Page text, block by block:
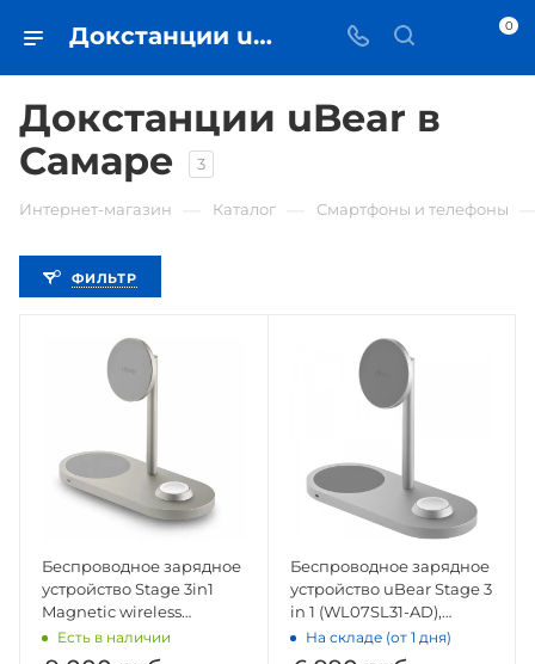
Докстанции uBear - купить док-станцию в Самаре - iЧехол 0
Докстанции uBear в
Самаре
3
Интернет-магазин Каталог Смартфоны и телефоны
ФИЛЬТР
Беспроводное зарядное
устройство Stage 3in1
Magnetic wireless
charger, серый
Есть в наличии
Беспроводное зарядное
устройство uBear Stage 3
in 1 (WL07SL31-AD),
серебристый
На складе (от 1 дня)